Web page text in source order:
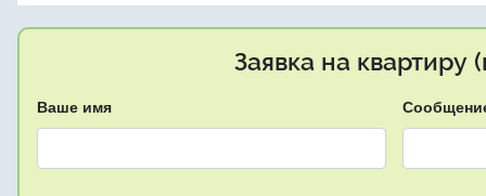
Заявка на квартиру
Ваше имя